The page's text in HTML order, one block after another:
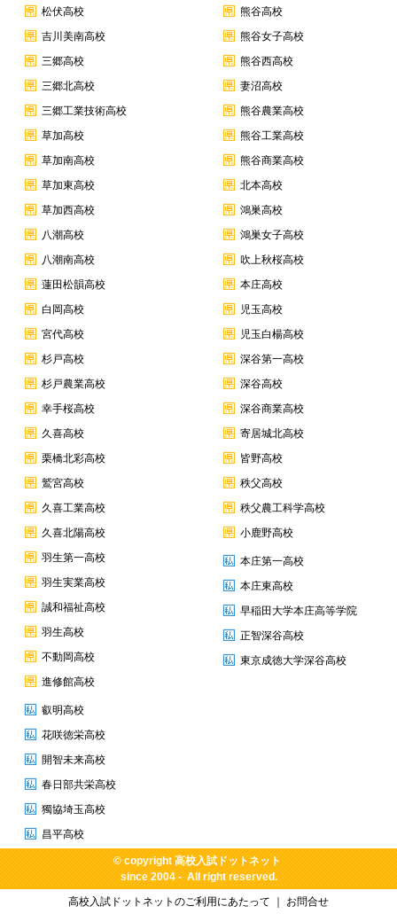
松伏高校
吉川美南高校
三郷高校
三郷北高校
三郷工業技術高校
草加高校
草加南高校
草加東高校
草加西高校
八潮高校
八潮南高校
蓮田松韻高校
白岡高校
宮代高校
杉戸高校
杉戸農業高校
幸手桜高校
久喜高校
栗橋北彩高校
鷲宮高校
久喜工業高校
久喜北陽高校
羽生第一高校
羽生実業高校
誠和福祉高校
羽生高校
不動岡高校
進修館高校
叡明高校
花咲徳栄高校
開智未来高校
春日部共栄高校
獨協埼玉高校
昌平高校
熊谷高校
熊谷女子高校
熊谷西高校
妻沼高校
熊谷農業高校
熊谷工業高校
熊谷商業高校
北本高校
鴻巣高校
鴻巣女子高校
吹上秋桜高校
本庄高校
児玉高校
児玉白楊高校
深谷第一高校
深谷高校
深谷商業高校
寄居城北高校
皆野高校
秩父高校
秩父農工科学高校
小鹿野高校
本庄第一高校
本庄東高校
早稲田大学本庄高等学院
正智深谷高校
東京成徳大学深谷高校
© copyright高校入試ドットネット
since 2004 - All right reserved.
高校入試ドットネットのご利用にあたって
お問合せ